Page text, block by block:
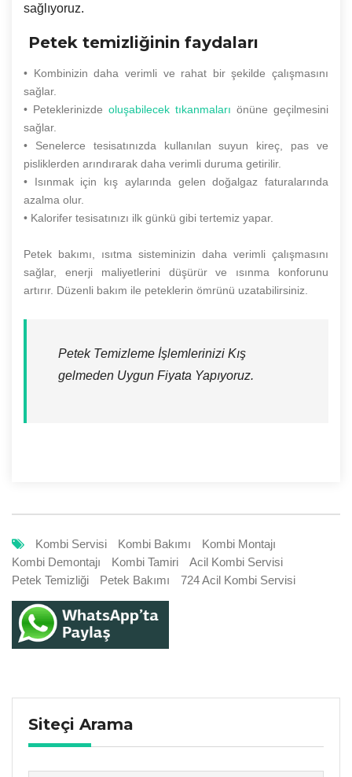
sağlıyoruz.
Petek temizliğinin faydaları
• Kombinizin daha verimli ve rahat bir şekilde çalışmasını
sağlar.
• Peteklerinizde oluşabilecek tıkanmaları önüne geçilmesini
sağlar.
• Senelerce tesisatınızda kullanılan suyun kireç, pas ve
pisliklerden arındırarak daha verimli duruma getirilir.
• Isınmak için kış aylarında gelen doğalgaz faturalarında
azalma olur.
• Kalorifer tesisatınızı ilk günkü gibi tertemiz yapar.
Petek bakımı, ısıtma sisteminizin daha verimli çalışmasını
sağlar, enerji maliyetlerini düşürür ve ısınma konforunu
artırır. Düzenli bakım ile peteklerin ömrünü uzatabilirsiniz.
Petek Temizleme İşlemlerinizi Kış
gelmeden Uygun Fiyata Yapıyoruz.
Kombi Servisi Kombi Bakımı
Kombi Montajı
Kombi Demontajı
Kombi Tamiri
Acil Kombi Servisi
Petek Temizliği
Petek Bakımı 724 Acil Kombi Servisi
Siteçi Arama